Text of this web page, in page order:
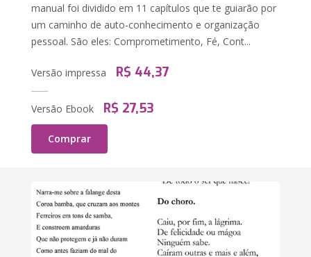
manual foi dividido em 11 capítulos que te guiarão por
um caminho de auto-conhecimento e organização
pessoal. São eles: Comprometimento, Fé, Cont...
Versão impressa R$ 44,37
Versão Ebook R$ 27,53
Comprar